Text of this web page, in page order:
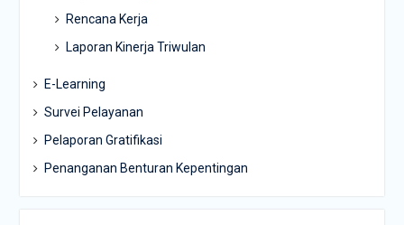
Rencana Kerja
Laporan Kinerja Triwulan
E-Learning
Survei Pelayanan
Pelaporan Gratifikasi
Penanganan Benturan Kepentingan